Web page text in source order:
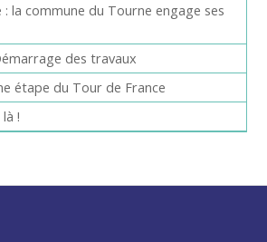
la commune du Tourne engage ses
des travaux
étape du Tour de France
!